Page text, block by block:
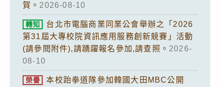
賀。 2026-08-10
轉知
台北市電腦商業同業公會舉辦之「2026
第31屆大專校院資訊應用服務創新競賽」活動
(請參閱附件),請踴躍報名參加,請查照。 2026-
08-10
榮譽
本校跆拳道隊參加韓國大田MBC公開